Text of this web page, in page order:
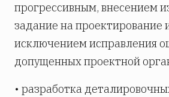
прогрессивным, внесением
задание на проектирование
исключением исправления
допущенных проектной
• разработка